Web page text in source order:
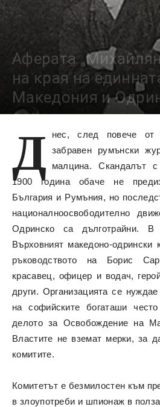
Аферата
на края на
Македония и
4158
Д
нес, след повече
забравен румънски
малцина. Скандалът
1900 година обаче не
България и Румъния, но
националноосвободително
Одринско са дълготрайни.
Върховният македоно-
ръководството на Борис
красавец, офицер и водач,
други. Организацията се
на софийските богаташи
делото за Освобождение на
Властите не вземат мерки, за
комитите.
Комитетът е безмилостен към
в злоупотреби и шпионаж в